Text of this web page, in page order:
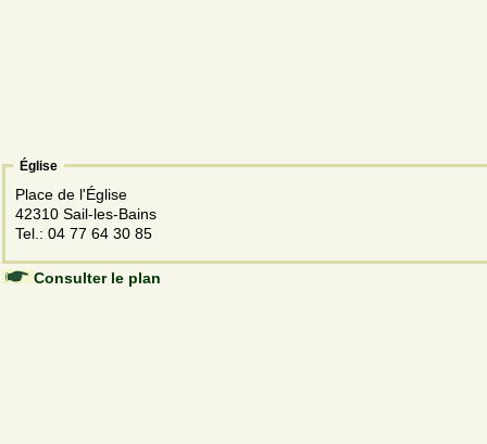
Église
Place de l'Église
42310 Sail-les-Bains
Tel.: 04 77 64 30 85
Consulter le plan